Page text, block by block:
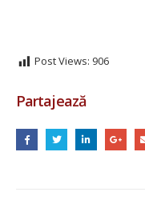
Post Views: 906
Partajează